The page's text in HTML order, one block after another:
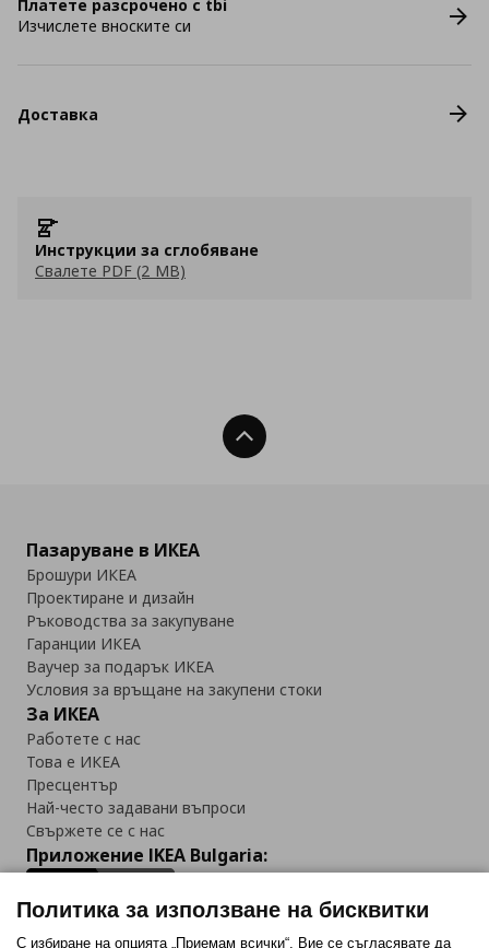
Платете разсрочено с tbi
Изчислете вноските си
Доставка
Инструкции за сглобяване
Свалете PDF (2 MB)
Нагоре
Пазаруване в ИКЕА
Брошури ИКЕА
Проектиране и дизайн
Ръководства за закупуване
Гаранции ИКЕА
Ваучер за подарък ИКЕА
Условия за връщане на закупени стоки
За ИКЕА
Работете с нас
Това е ИКЕА
Пресцентър
Най-често задавани въпроси
Свържете се с нас
Приложение IKEA Bulgaria:
Политика за използване на бисквитки
С избиране на опцията „Приемам всички“, Вие се съгласявате да